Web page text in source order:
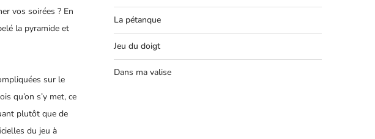
vos soirées ? En
la pyramide et
sur le
qu’on s’y met, ce
plutôt que de
du jeu à
La pétanque
Jeu du doigt
Dans ma valise